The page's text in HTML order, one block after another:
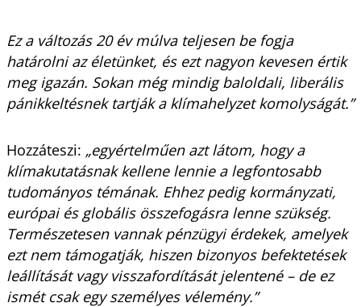
Ez a változás 20 év múlva teljesen be fogja
határolni az életünket, és ezt nagyon kevesen értik
meg igazán. Sokan még mindig baloldali, liberális
pánikkeltésnek tartják a klímahelyzet komolyságát.”
Hozzáteszi: „egyértelműen azt látom, hogy a
klímakutatásnak kellene lennie a legfontosabb
tudományos témának. Ehhez pedig kormányzati,
európai és globális összefogásra lenne szükség.
Természetesen vannak pénzügyi érdekek, amelyek
ezt nem támogatják, hiszen bizonyos befektetések
leállítását vagy visszafordítását jelentené – de ez
ismét csak egy személyes vélemény.”